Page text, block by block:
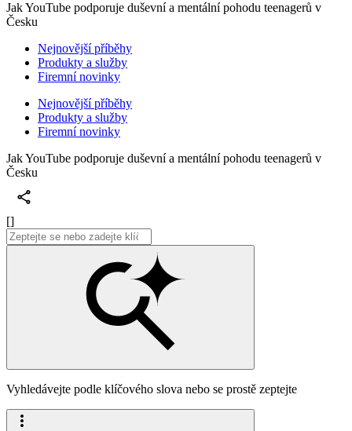
Jak YouTube podporuje duševní a mentální pohodu teenagerů v
Česku
Nejnovější příběhy
Produkty a služby
Firemní novinky
Nejnovější příběhy
Produkty a služby
Firemní novinky
Jak YouTube podporuje duševní a mentální pohodu teenagerů v
Česku
[]
Vyhledávejte podle klíčového slova nebo se prostě zeptejte